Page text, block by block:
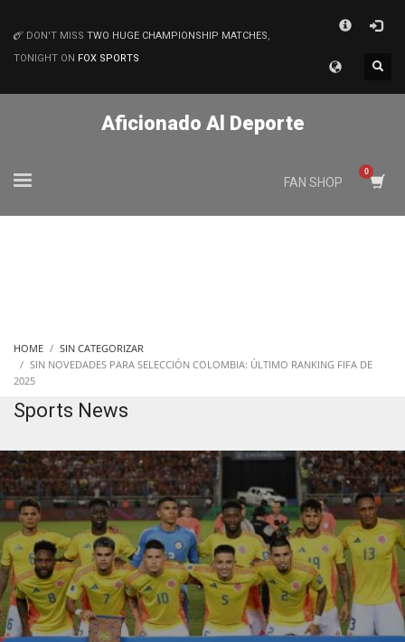
MATCHES
DON'T MISS TWO HUGE CHAMPIONSHIP MATCHES,
TONIGHT ON FOX SPORTS
Aficionado Al Deporte
FAN SHOP
HOME
SIN CATEGORIZAR
SIN NOVEDADES PARA SELECCIÓN COLOMBIA: ÚLTIMO RANKING FIFA DE
2025
Sports News